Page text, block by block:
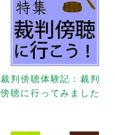
裁判傍聴体験記：裁判
傍聴に行ってみました